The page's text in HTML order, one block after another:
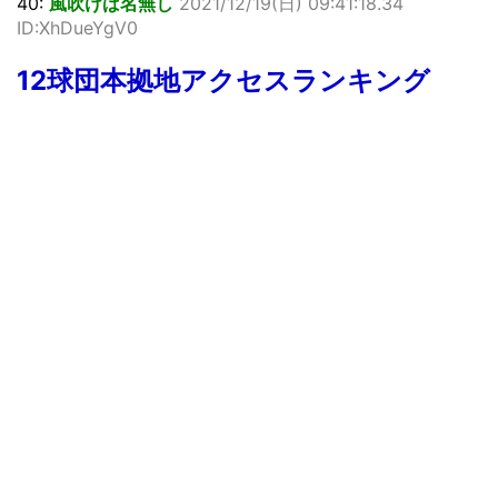
ID:XhDueYgV0
12球団本拠地アクセスランキング